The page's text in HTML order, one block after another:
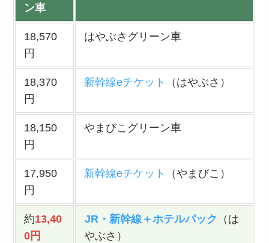
ン車
18,570
円
はやぶさグリーン車
18,370
円
新幹線eチケット （はやぶさ）
18,150
円
やまびこグリーン車
17,950
円
新幹線eチケット （やまびこ）
約13,40
0円
JR・新幹線＋ホテルパック （は
やぶさ）